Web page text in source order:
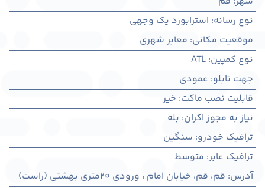
نوع رسانه: استرابورد یک وجهی
موقعیت مکانی: معابر شهری
نوع کمپین:
ATL
جهت تابلو: عمودی
قابلیت نصب ماکت: خیر
نیاز به مجوز اکران: بله
ترافیک خودرو: سنگین
ترافیک عابر: متوسط
آدرس: قم، قم، خیابان امام ، ورودی 20متری بهشتی (راست)